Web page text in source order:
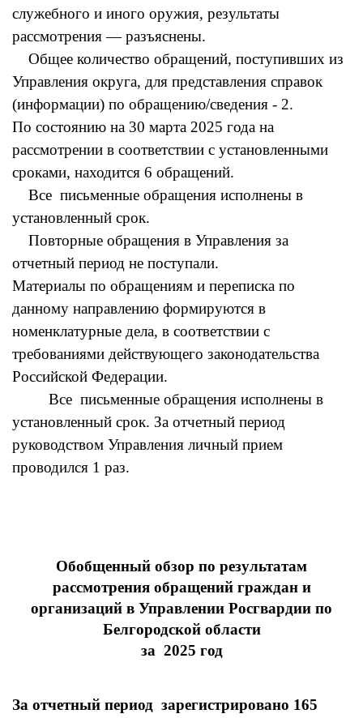
служебного и иного оружия, результаты
рассмотрения — разъяснены.
Общее количество обращений, поступивших из
Управления округа, для представления справок
(информации) по обращению/сведения - 2.
По состоянию на 30 марта 2025 года на
рассмотрении в соответствии с установленными
сроками, находится 6 обращений.
Все письменные обращения исполнены в
установленный срок.
Повторные обращения в Управления за
отчетный период не поступали.
Материалы по обращениям и переписка по
данному направлению формируются в
номенклатурные дела, в соответствии с
требованиями действующего законодательства
Российской Федерации.
Все письменные обращения исполнены в
установленный срок. За отчетный период
руководством Управления личный прием
проводился 1 раз.
Обобщенный обзор по результатам
рассмотрения обращений граждан и
организаций в Управлении Росгвардии по
Белгородской области
за 2025 год
За отчетный период зарегистрировано 165